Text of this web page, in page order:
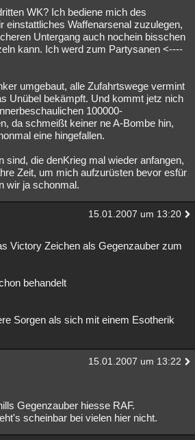
WK? Ich bediene mich des
einstattliches Waffenarsenal zuzulegen,
Untergang auch nochein bisschen
kann. Ich werd zum Partysanen <----
umgebaut, alle Zufahrtswege vermint
Unübel bekämpft. Und kommt jetz nich
100000-
da schmeißt keiner ne A-Bombe hin,
eine hingefallen.
sind, die denKrieg mal wieder anfangen,
Zeit, um mich aufzurüsten bevor esfür
wir ja schonmal.
15.01.2007 um 13:20
Victory Zeichen als Gegenzauber zum
behandelt
Sorgen als sich mit einem Esotherik
15.01.2007 um 13:22
Gegenzauber hiesse RAF.
scheinbar bei vielen hier nicht.